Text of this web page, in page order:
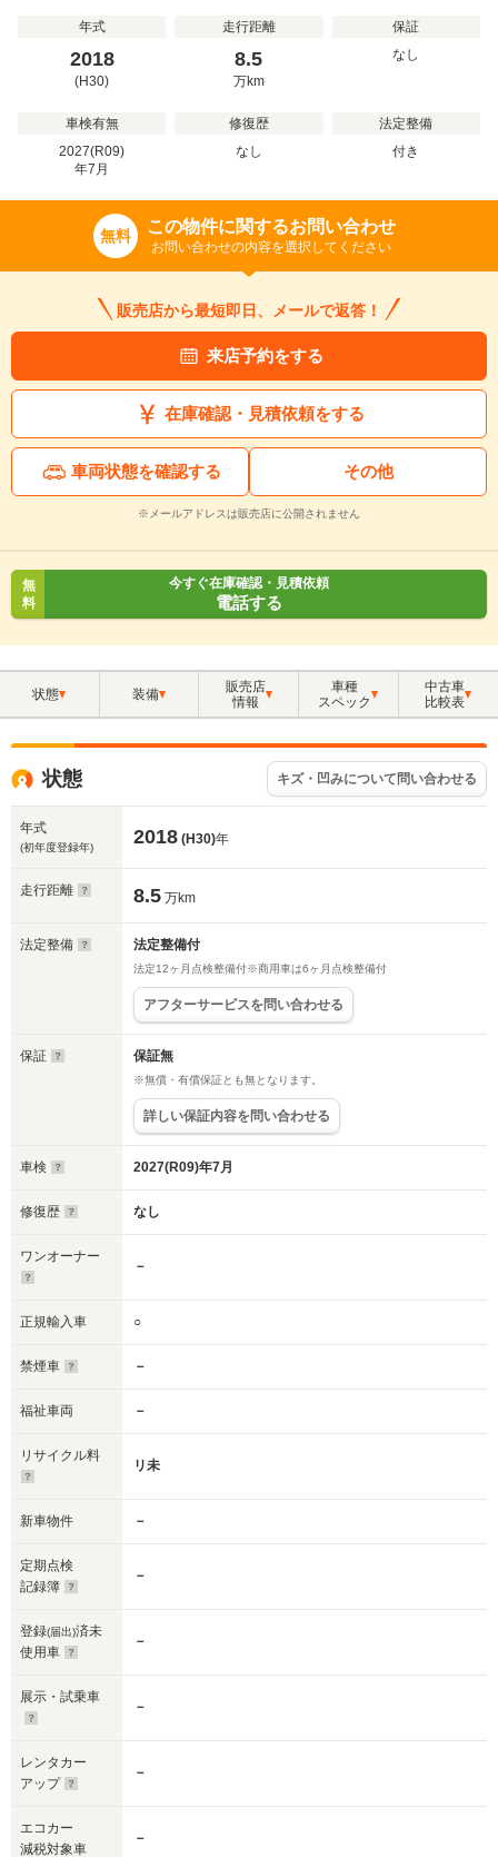
年式
2018
(H30)
走行距離
8.5
万km
保証
なし
車検有無
2027(R09)
年7 月
修復歴
なし
法定整備
付き
無料 この物件に関するお問い合わせ
お問い合わせの内容を選択してください
販売店から最短即日、メールで返答！
来店予約をする
在庫確認・見積依頼をする
車両状態を確認する その他
※メールアドレスは販売店に公開されません
無
料
今すぐ在庫確認・見積依頼
電話する
状態 装備
販売店
情報
車種
スペック
中古車
比較表
状態 キズ・凹みについて問い合わせる
年式
(初年度登録年) 2018 (H30)年
走行距離 8.5 万km
法定整備 法定整備付
法定12ヶ月点検整備付※商用車は6ヶ月点検整備付
アフターサービスを問い合わせる
保証 保証無
※無償・有償保証とも無となります。
詳しい保証内容を問い合わせる
車検 2027(R09)年7月
修復歴 なし
ワンオーナー
－
正規輸入車 ○
禁煙車 －
福祉車両 －
リサイクル料
リ未
新車物件 －
定期点検
記録簿
－
登録(届出)済未
使用車
－
展示・試乗車
－
レンタカー
アップ
－
エコカー
減税対象車
－